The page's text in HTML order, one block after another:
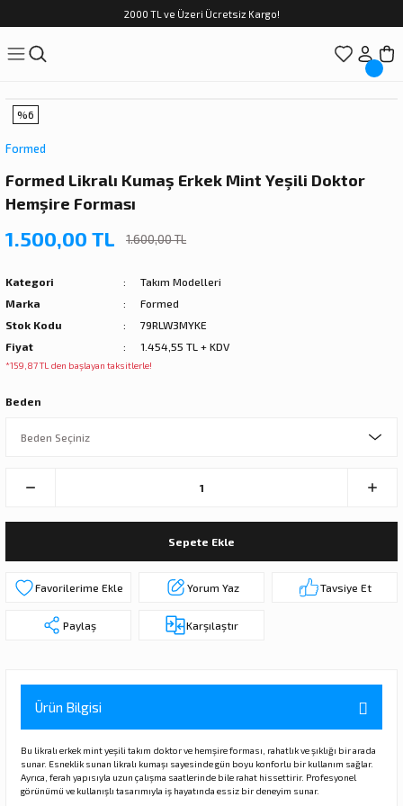
2000 TL ve Üzeri Ücretsiz Kargo!
%6
Formed
Formed Likralı Kumaş Erkek Mint Yeşili Doktor
Hemşire Forması
1.500,00 TL 1.600,00 TL
Kategori
Takım Modelleri
Marka
Formed
Stok Kodu
79RLW3MYKE
Fiyat
1.454,55 TL + KDV
*159,87 TL den başlayan taksitlerle!
Beden
Sepete Ekle
Yorum Yaz Tavsiye Et
Paylaş Karşılaştır
Ürün Bilgisi
Bu likralı erkek mint yeşili takım doktor ve hemşire forması, rahatlık ve şıklığı bir arada
sunar. Esneklik sunan likralı kumaşı sayesinde gün boyu konforlu bir kullanım sağlar.
Ayrıca, ferah yapısıyla uzun çalışma saatlerinde bile rahat hissettirir. Profesyonel
görünümü ve kullanışlı tasarımıyla iş hayatında essiz bir deneyim sunar.